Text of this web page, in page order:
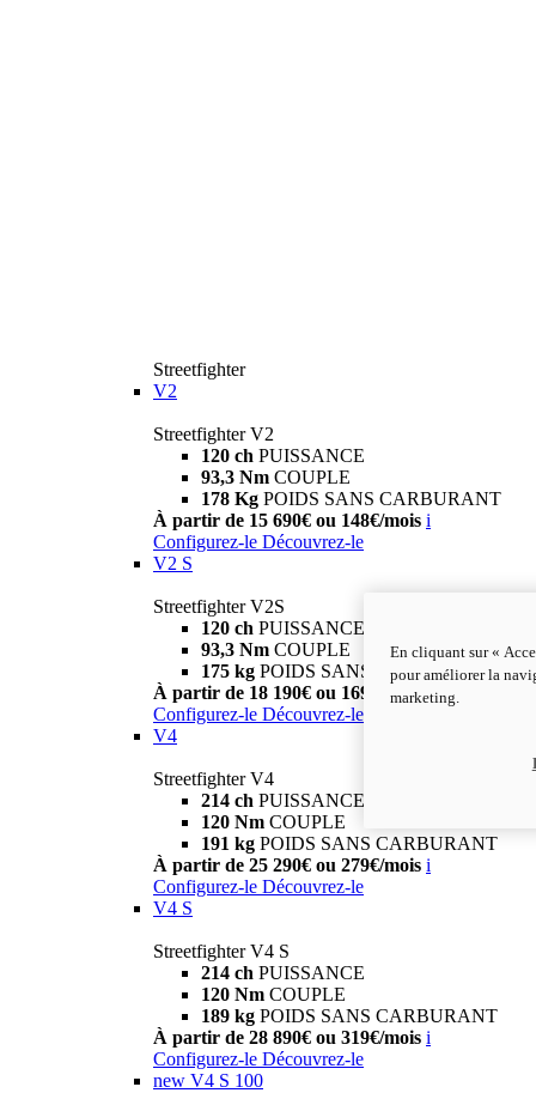
Streetfighter
V2
Streetfighter V2
120 ch PUISSANCE
93,3 Nm COUPLE
178 Kg POIDS SANS CARBURANT
À partir de 15 690€ ou 148€/mois i
Configurez-le Découvrez-le
V2 S
Streetfighter V2S
120 ch PUISSANCE
93,3 Nm COUPLE
175 kg POIDS SANS CARBURANT
À partir de 18 190€ ou 169€/mois i
Configurez-le Découvrez-le
V4
Streetfighter V4
214 ch PUISSANCE
120 Nm COUPLE
191 kg POIDS SANS CARBURANT
À partir de 25 290€ ou 279€/mois i
Configurez-le Découvrez-le
V4 S
Streetfighter V4 S
214 ch PUISSANCE
120 Nm COUPLE
189 kg POIDS SANS CARBURANT
À partir de 28 890€ ou 319€/mois i
Configurez-le Découvrez-le
new V4 S 100
En cliquant sur «
pour améliorer la
marketing.